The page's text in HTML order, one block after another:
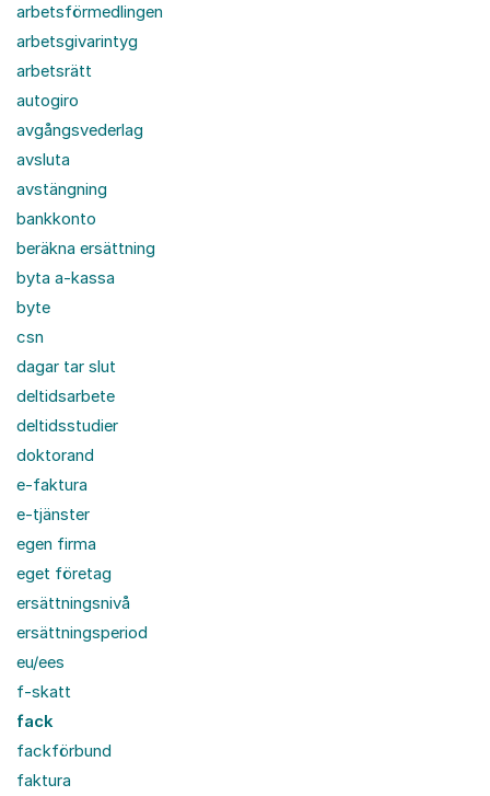
arbetsförmedlingen
arbetsgivarintyg
arbetsrätt
autogiro
avgångsvederlag
avsluta
avstängning
bankkonto
beräkna ersättning
byta a-kassa
byte
csn
dagar tar slut
deltidsarbete
deltidsstudier
doktorand
e-faktura
e-tjänster
egen firma
eget företag
ersättningsnivå
ersättningsperiod
eu/ees
f-skatt
fack
fackförbund
faktura